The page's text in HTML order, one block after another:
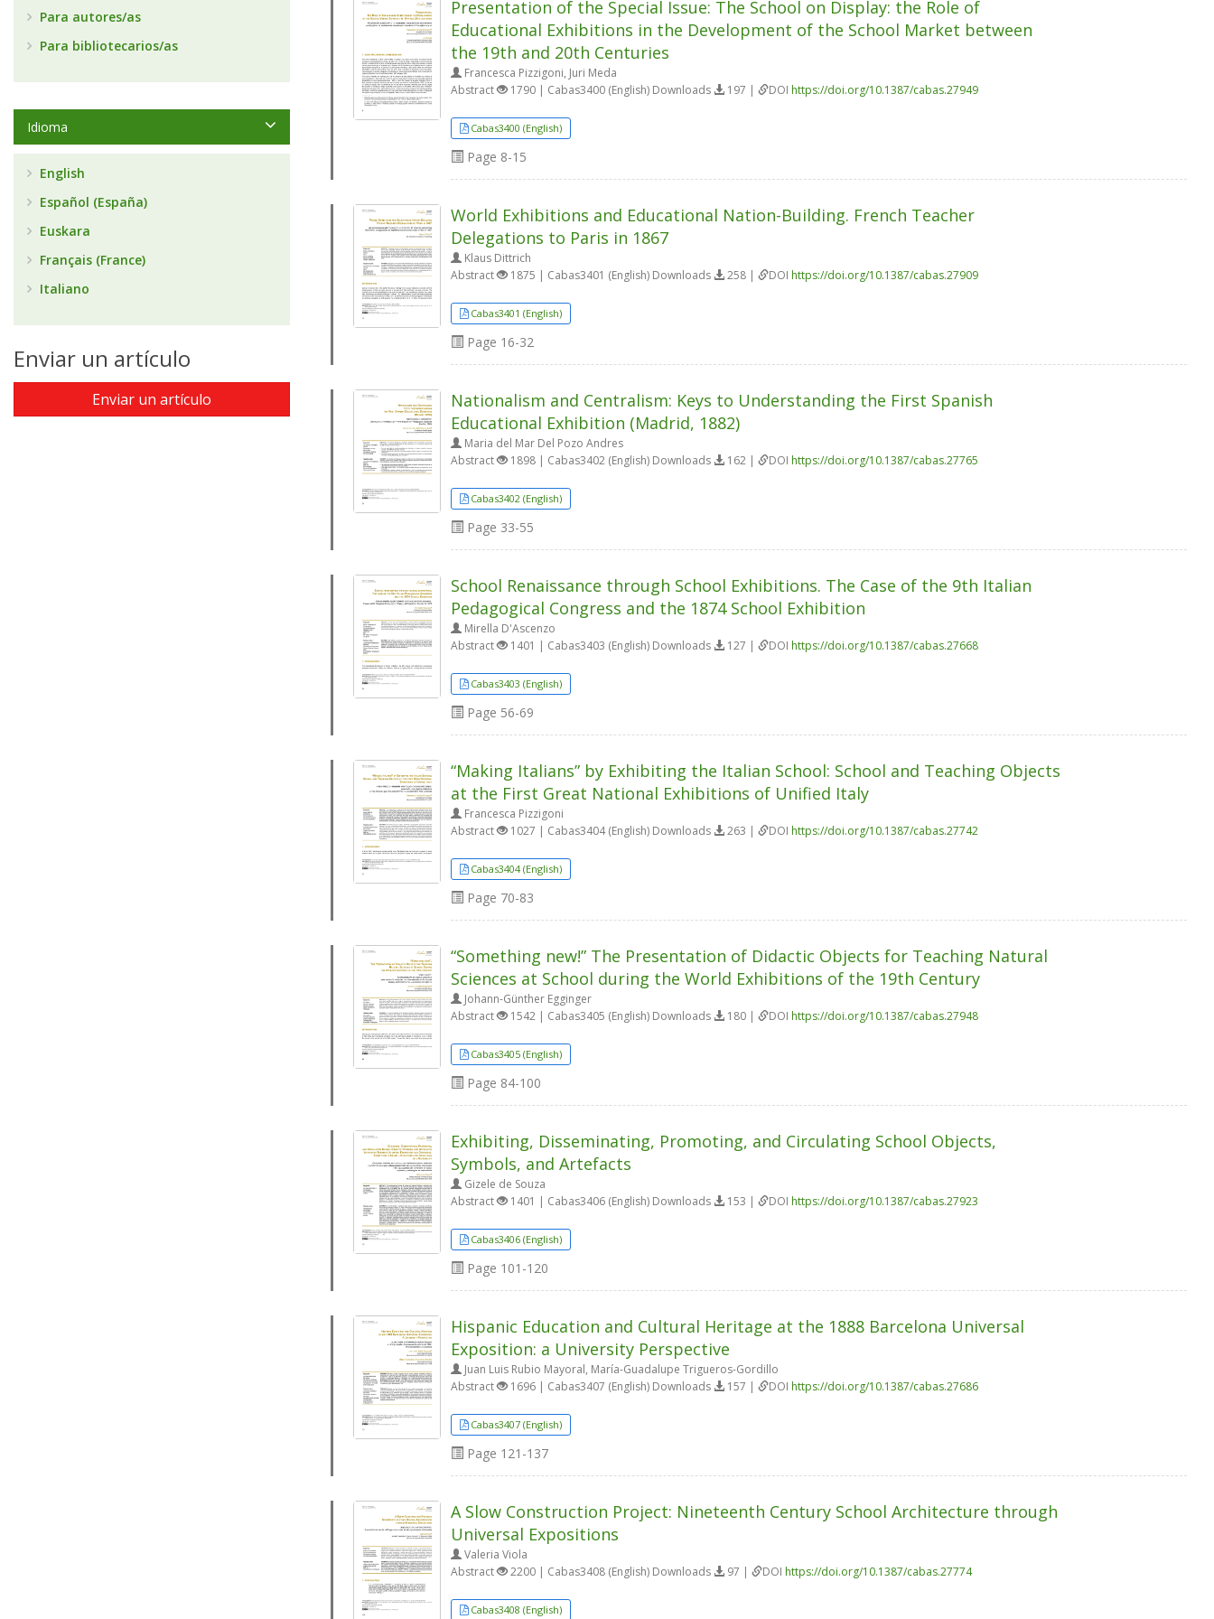
Presentation of the Special Issue: The School on Display: the Role of
Educational Exhibitions in the Development of the School Market between
the 19th and 20th Centuries
Francesca Pizzigoni, Juri Meda
Abstract
1790 | Cabas3400 (English) Downloads 197 | DOI https://doi.org/10.1387/cabas.27949
Cabas3400 (English)
Page 8-15
World Exhibitions and Educational Nation-Building. French Teacher
Delegations to Paris in 1867
Klaus Dittrich
Abstract
1875 | Cabas3401 (English) Downloads 258 | DOI https://doi.org/10.1387/cabas.27909
Cabas3401 (English)
Page 16-32
Nationalism and Centralism: Keys to Understanding the First Spanish
Educational Exhibition (Madrid, 1882)
Maria del Mar Del Pozo Andres
Abstract
1898 | Cabas3402 (English) Downloads 162 | DOI https://doi.org/10.1387/cabas.27765
Cabas3402 (English)
Page 33-55
School Renaissance through School Exhibitions. The Case of the 9th Italian
Pedagogical Congress and the 1874 School Exhibition
Mirella D'Ascenzo
Abstract
1401 | Cabas3403 (English) Downloads 127 | DOI https://doi.org/10.1387/cabas.27668
Cabas3403 (English)
Page 56-69
“Making Italians” by Exhibiting the Italian School: School and Teaching Objects
at the First Great National Exhibitions of Unified Italy
Francesca Pizzigoni
Abstract
1027 | Cabas3404 (English) Downloads 263 | DOI https://doi.org/10.1387/cabas.27742
Cabas3404 (English)
Page 70-83
“Something new!” The Presentation of Didactic Objects for Teaching Natural
Sciences at School during the World Exhibitions of the 19th Century
Johann-Günther Egginger
Abstract
1542 | Cabas3405 (English) Downloads 180 | DOI https://doi.org/10.1387/cabas.27948
Cabas3405 (English)
Page 84-100
Exhibiting, Disseminating, Promoting, and Circulating School Objects,
Symbols, and Artefacts
Gizele de Souza
Abstract
1401 | Cabas3406 (English) Downloads 153 | DOI https://doi.org/10.1387/cabas.27923
Cabas3406 (English)
Page 101-120
Hispanic Education and Cultural Heritage at the 1888 Barcelona Universal
Exposition: a University Perspective
Juan Luis Rubio Mayoral, María-Guadalupe Trigueros-Gordillo
Abstract
1696 | Cabas3407 (English) Downloads 157 | DOI https://doi.org/10.1387/cabas.27686
Cabas3407 (English)
Page 121-137
A Slow Construction Project: Nineteenth Century School Architecture through
Universal Expositions
Valeria Viola
Abstract
2200 | Cabas3408 (English) Downloads 97 | DOI https://doi.org/10.1387/cabas.27774
Cabas3408 (English)
Para autores/as
Para bibliotecarios/as
Idioma
English
Español (España)
Euskara
Français (France)
Italiano
Enviar un artículo
Enviar un artículo